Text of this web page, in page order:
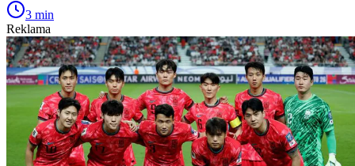
3 min
Reklama